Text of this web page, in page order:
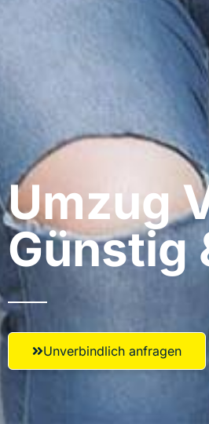
Umzug
Günstig
Unverbindlich anfragen